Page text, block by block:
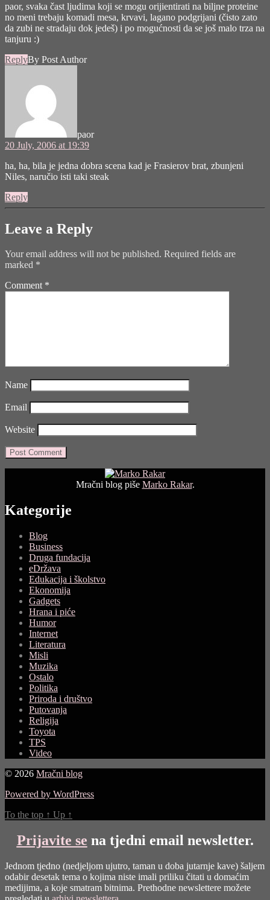
paor, svaka čast ljudima koji se mogu orijientirati na biljne proteine
no meni trebaju komadi mesa, krvavi, lagano podgrijani (čisto zato
da zubi ne stradaju dok jedeš) i po mogućnosti da se još malo trza na
tanjuru :)
ReplyBy Post Author
paor
20 July, 2006 at 19:39
ha, ha, bila je jedna dobra scena kad je Frasierov brat, zbunjeni
Niles, naručio isti taki steak
Reply
Leave a Reply
Your email address will not be published. Required fields are
marked *
Comment *
Name
Email
Website
Mračni blog piše Marko Rakar.
Kategorije
Blog
Business
Druga fundacija
eDržava
Edukacija i školstvo
Ekonomija
Gadgets
Hrana i piće
Humor
Internet
Literatura
Misli
Muzika
Ostalo
Politika
Priroda i društvo
Putovanja
Religija
Toyota
TPS
Video
© 2026 Mračni blog
Powered by WordPress
To the top ↑ Up ↑
Prijavite se na tjedni email newsletter.
Jednom tjedno (nedjeljom ujutro, taman u doba jutarnje kave) šaljem
odabir desetak tema o kojima niste imali priliku čitati u domaćim
medijima, a koje smatram bitnima. Prethodne newslettere možete